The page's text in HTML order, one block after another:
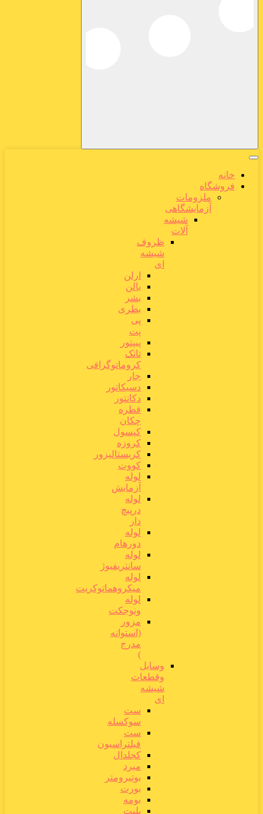
خانه
فروشگاه
ملزومات
آزمایشگاهی
شیشه
آلات
ظروف
شیشه
ای
ارلن
بالن
بشر
بطری
پی
پت
پیپتور
تانک
کروماتوگرافی
جار
دسیکاتور
دکانتور
قطره
چکان
کپسول
کروزه
کریستالیزور
کووت
لوله
آزمایش
لوله
درپیچ
دار
لوله
دورهام
لوله
سانتریفیوژ
لوله
میکروهماتوکریت
لوله
ونوجکت
مزور
(استوانه
مدرج
)
وسایل
وقطعات
شیشه
ای
ست
سوکسله
ست
فیلتراسیون
کجلدال
مبرد
بوتیرومتر
بورت
بومه
پلیت